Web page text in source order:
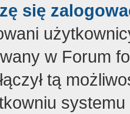
się
w Forum
tą